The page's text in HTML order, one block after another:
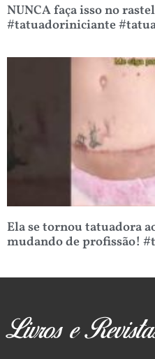
NUNCA faça isso no
#tatuadoriniciante
Ela se tornou tatuadora
mudando de profissão!
Livros e